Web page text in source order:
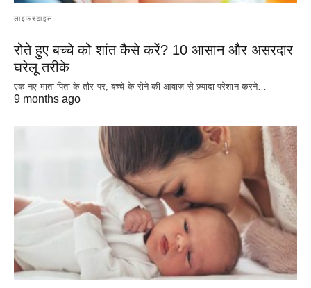
लाइफस्टाइल
रोते हुए बच्चे को शांत कैसे करें? 10 आसान और असरदार
घरेलू तरीके
एक नए माता-पिता के तौर पर, बच्चे के रोने की आवाज़ से ज़्यादा परेशान करने…
9 months ago